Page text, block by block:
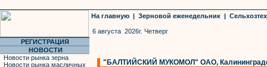
На главную | Зерновой еженедельник |
6 августа 2026г. Четверг
РЕГИСТРАЦИЯ
НОВОСТИ
Новости рынка зерна
Новости рынка масличных
"БАЛТИЙСКИЙ МУКОМОЛ" ОАО,